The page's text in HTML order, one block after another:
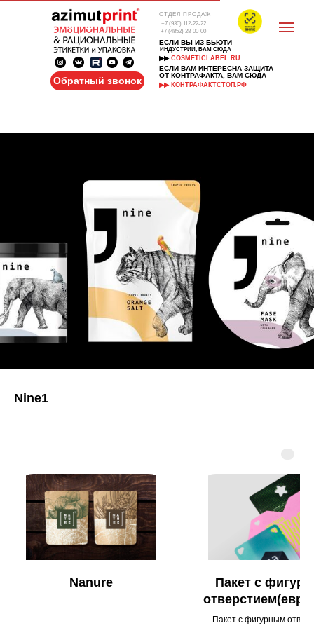
+7 (4852) 28-00-00
Обратный звонок
+7 (930) 112-22-22
ОТДЕЛ ПРОДАЖ
ИНДУСТРИИ, ВАМ СЮДА
ЕСЛИ ВЫ ИЗ БЬЮТИ
▶▶ COSMETICLABEL.RU
ЕСЛИ ВАМ ИНТЕРЕСНА ЗАЩИТА
ОТ КОНТРАФАКТА, ВАМ СЮДА
▶▶ КОНТРАФАКТСТОП.РФ
Nine1
Nanure
Пакет с
для подвеса
Пакет с фигурным